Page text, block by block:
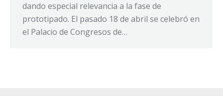
dando especial relevancia a la fase de
prototipado. El pasado 18 de abril se celebró en
el Palacio de Congresos de…